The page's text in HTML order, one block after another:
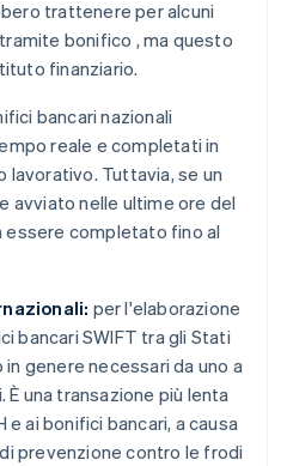
trattenere per alcuni
bonifico , ma questo
finanziario.
bancari nazionali
reale e completati in
lavorativo. Tuttavia, se un
avviato nelle ultime ore del
completato fino al
per l'elaborazione
bancari SWIFT tra gli Stati
in genere necessari da uno a
una transazione più lenta
ai bonifici bancari, a causa
prevenzione contro le frodi